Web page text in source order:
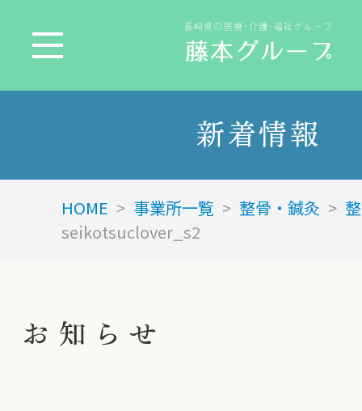
長崎県の医療･介護･福祉グループ
新着情報
HOME > 事業所一覧 > 整骨・鍼灸 >
seikotsuclover_s2